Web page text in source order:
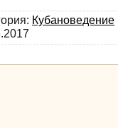
Кубановедение